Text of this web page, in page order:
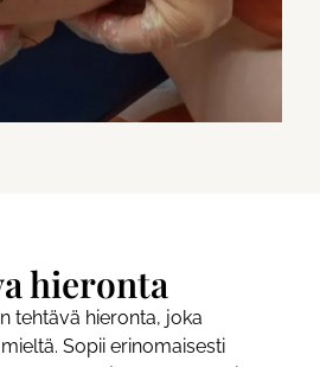
hieronta
tehtävä hieronta, joka
Sopii erinomaisesti